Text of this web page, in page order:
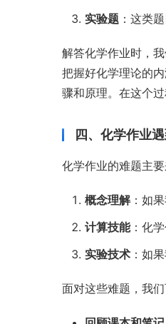
实验题 ：这类
解答化学作业时，
把握好化学理论的
骤和原理。在这个
四、化学作业
化学作业的难题主
概念理解：如
计算技能：化
实验技术 ：如
面对这些难题，我